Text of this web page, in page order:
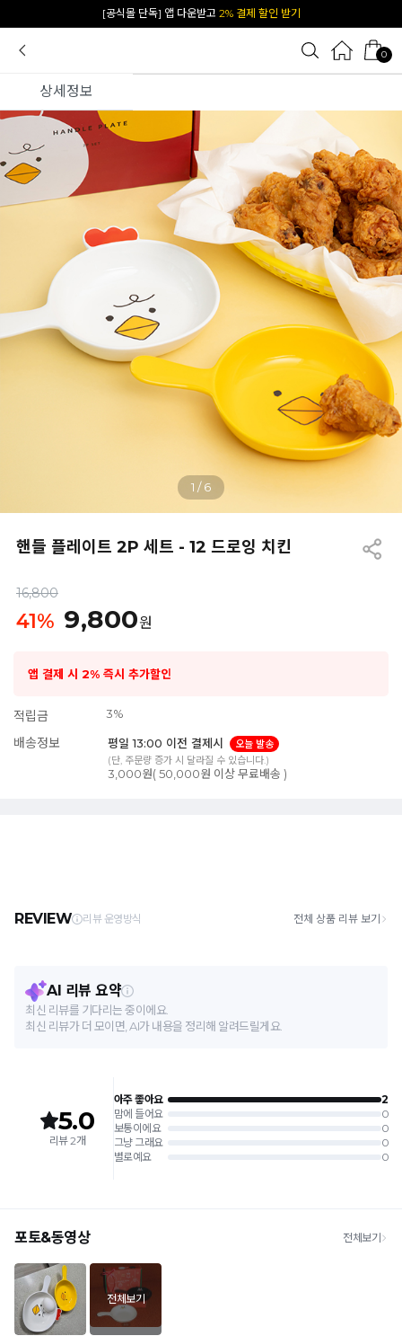
카카오 플친 추가하면1천원 즉시 할인 쿠폰
0
상세정보
1 /6
핸들 플레이트 2P 세트 - 12 드로잉 치킨
16,800
41% 9,800원
앱 결제 시 2% 즉시 추가할인
적립금 3%
배송정보 평일 13:00 이전 결제시
오늘 발송
(단, 주문량 증가 시 달라질 수 있습니다.)
3,000원( 50,000원 이상 무료배송 )